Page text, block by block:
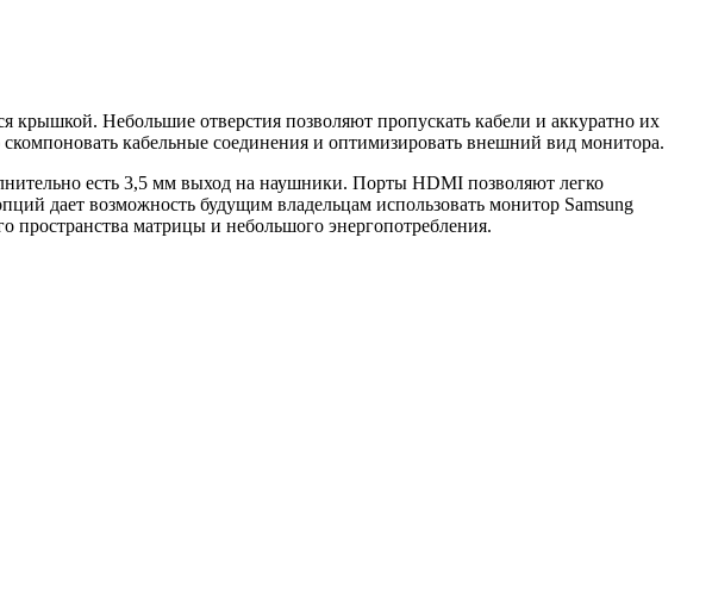
Небольшие отверстия позволяют пропускать кабели и аккуратно их
кабельные соединения и оптимизировать внешний вид монитора.
есть 3,5 мм выход на наушники. Порты HDMI позволяют легко
дает возможность будущим владельцам использовать монитор Samsung
пространства матрицы и небольшого энергопотребления.